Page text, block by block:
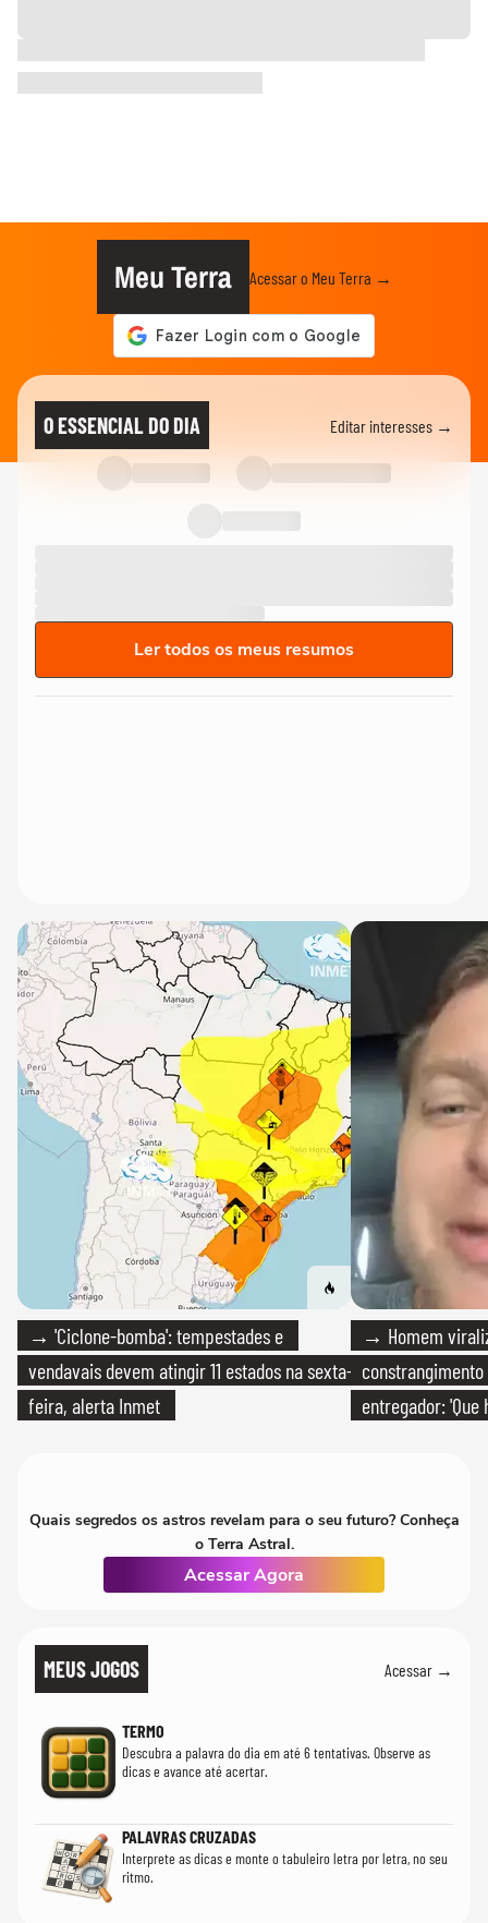
Meu Terra Acessar o Meu Terra →
O ESSENCIAL DO DIA Editar interesses →
Ler todos os meus resumos
→ 'Ciclone-bomba': tempestades e
vendavais devem atingir 11 estados na sexta-
feira, alerta Inmet
→ Homem
entregador: 'Que
Quais segredos os astros revelam para o seu futuro? Conheça
o Terra Astral.
Acessar Agora
MEUS JOGOS Acessar →
TERMO
Descubra a palavra do dia em até 6 tentativas. Observe as
dicas e avance até acertar.
PALAVRAS CRUZADAS
Interprete as dicas e monte o tabuleiro letra por letra, no seu
ritmo.